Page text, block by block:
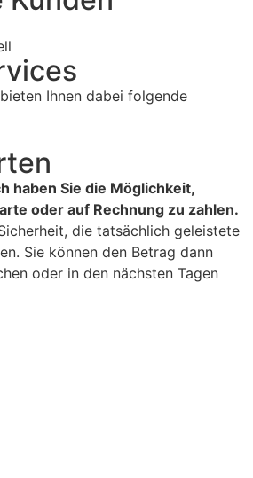
Ihnen dabei folgende
haben Sie die Möglichkeit,
oder auf Rechnung zu zahlen.
die tatsächlich geleistete
Sie können den Betrag dann
oder in den nächsten Tagen